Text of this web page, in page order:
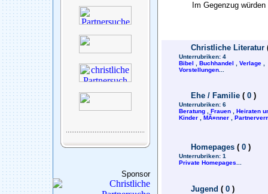
Sponsor
Im Gegenzug
Christliche Literatur
Unterrubriken: 4
Bibel
Buchhandel Verlage
Vorstellungen
Ehe / Familie ( 0 )
Unterrubriken: 6
Beratung
Frauen
Heiraten
Kinder
MÃ¤nner
Homepages ( 0 )
Unterrubriken: 1
Private Homepages
Jugend ( 0 )